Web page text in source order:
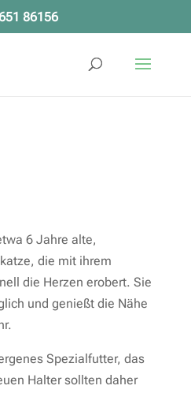
86156
6 Jahre alte,
die mit ihrem
die Herzen erobert. Sie
und genießt die Nähe
Spezialfutter, das
Halter sollten daher